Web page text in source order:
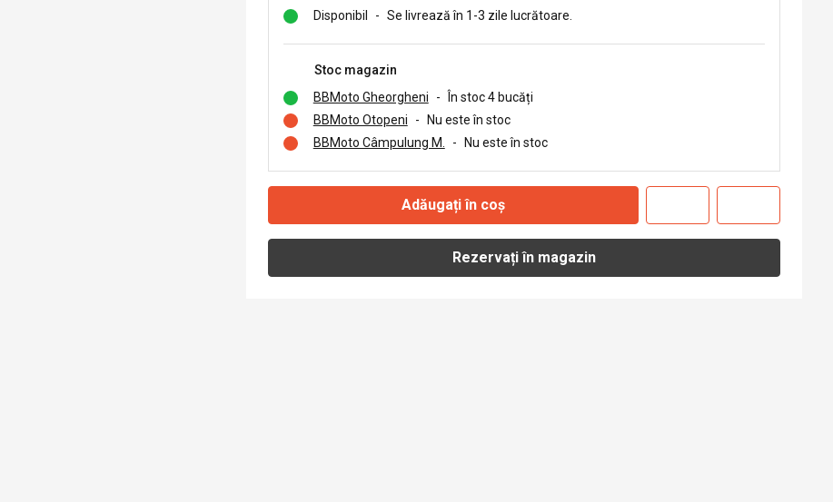
Disponibil
- Se livrează în 1-3 zile lucrătoare.
Stoc magazin
BBMoto Gheorgheni
-
În stoc 4 bucăți
BBMoto Otopeni
-
Nu este în stoc
BBMoto Câmpulung M.
- Nu este în stoc
Adăugați în coș
Rezervați în magazin